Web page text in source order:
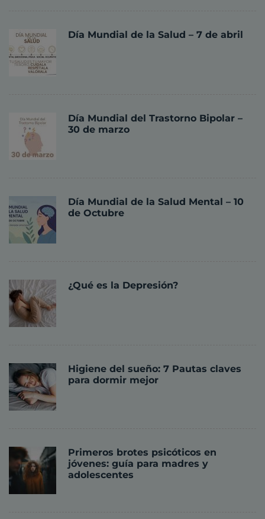
Día Mundial de la Salud – 7 de abril
Día Mundial del Trastorno Bipolar –
30 de marzo
Día Mundial de la Salud Mental – 10
de Octubre
¿Qué es la Depresión?
Higiene del sueño: 7 Pautas claves
para dormir mejor
Primeros brotes psicóticos en
jóvenes: guía para madres y
adolescentes